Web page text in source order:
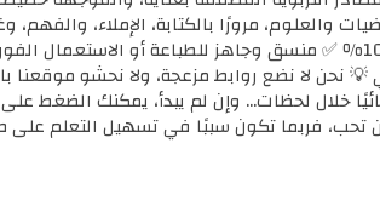
التربوية المصممة بعناية، والموجهة
والعلوم، مرورًا بالكتابة، الإملاء،
كل محتوى نوفره هنا: ✅ مجاني 100٪ ✅ منسق وجاهز للطباعة
💡 نحن لا نضع روابط مزعجة، ولا نحشو موقعنا
خلال لحظات... وإن لم يبدأ، يمكنك الضغط